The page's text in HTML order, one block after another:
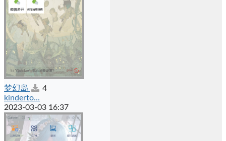
梦幻岛
4
kinderto...
2023-03-03 16:37